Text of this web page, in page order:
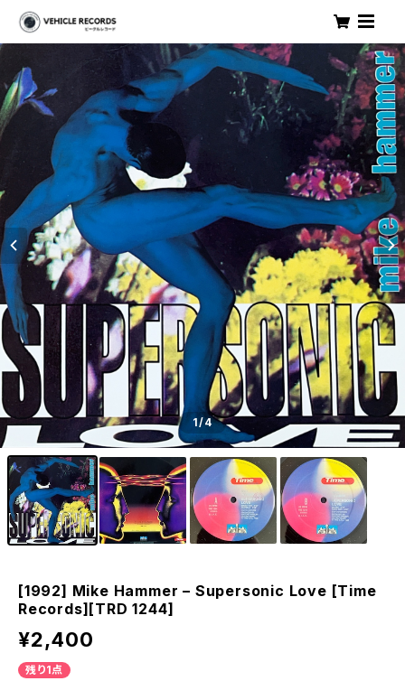
1/4
[1992] Mike Hammer – Supersonic Love [Time
Records][TRD 1244]
¥2,400
残り1点